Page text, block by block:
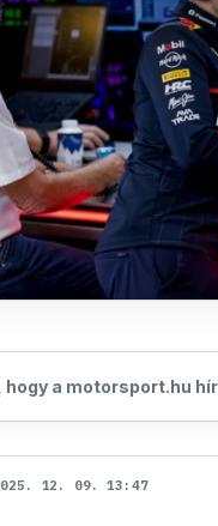
a motorsport.hu
12. 09. 13:47